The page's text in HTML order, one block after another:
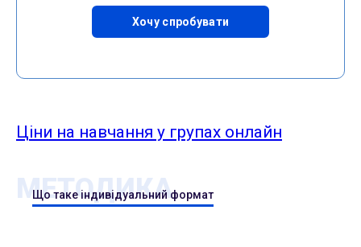
Хочу спробувати
Ціни на навчання у групах онлайн
МЕТОДИКА
Що таке індивідуальний формат